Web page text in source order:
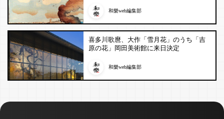
和樂web編集部
喜多川歌麿、大作「雪月花」のうち「吉
原の花」岡田美術館に来日決定
和樂web編集部